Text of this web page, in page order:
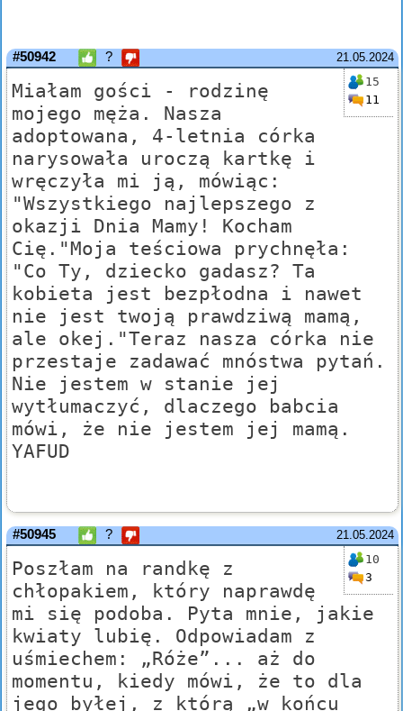
21.05.2024
#50942 ?
15
11
Miałam gości - rodzinę
mojego męża. Nasza
adoptowana, 4-letnia córka
narysowała uroczą kartkę i
wręczyła mi ją, mówiąc:
"Wszystkiego najlepszego z
okazji Dnia Mamy! Kocham
Cię."Moja teściowa prychnęła:
"Co Ty, dziecko gadasz? Ta
kobieta jest bezpłodna i nawet
nie jest twoją prawdziwą mamą,
ale okej."Teraz nasza córka nie
przestaje zadawać mnóstwa pytań.
Nie jestem w stanie jej
wytłumaczyć, dlaczego babcia
mówi, że nie jestem jej mamą.
YAFUD
21.05.2024
#50945 ?
10
3
Poszłam na randkę z
chłopakiem, który naprawdę
mi się podoba. Pyta mnie, jakie
kwiaty lubię. Odpowiadam z
uśmiechem: „Róże”... aż do
momentu, kiedy mówi, że to dla
jego byłej, z którą „w końcu